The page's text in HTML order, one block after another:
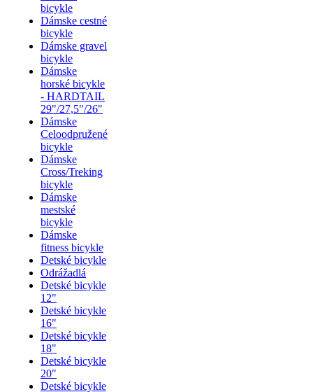
bicykle
Dámske cestné
bicykle
Dámske gravel
bicykle
Dámske
horské bicykle
- HARDTAIL
29"/27,5"/26"
Dámske
Celoodpružené
bicykle
Dámske
Cross/Treking
bicykle
Dámske
mestské
bicykle
Dámske
fitness bicykle
Detské bicykle
Odrážadlá
Detské bicykle
12"
Detské bicykle
16"
Detské bicykle
18"
Detské bicykle
20"
Detské bicykle